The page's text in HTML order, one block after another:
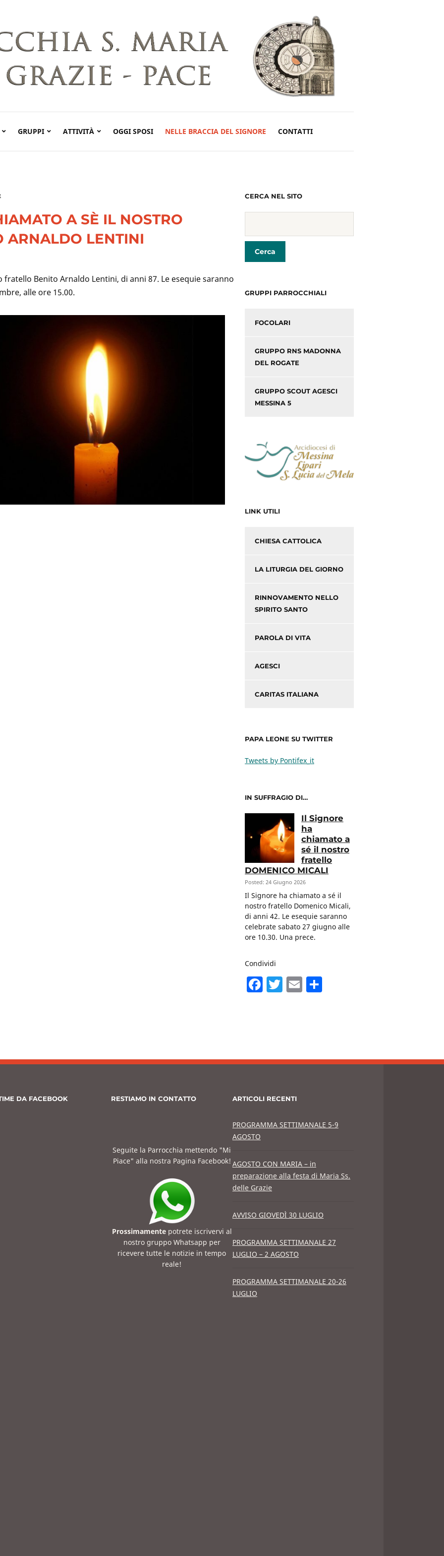
GRUPPI ATTIVITÀ OGGI SPOSI NELLE BRACCIA DEL SIGNORE CONTATTI
A SÈ IL NOSTRO
ARNALDO LENTINI
Benito Arnaldo Lentini, di anni 87. Le esequie saranno
alle ore 15.00.
CERCA NEL SITO
GRUPPI PARROCCHIALI
FOCOLARI
GRUPPO RNS MADONNA
DEL ROGATE
GRUPPO SCOUT AGESCI
MESSINA 5
LINK UTILI
CHIESA CATTOLICA
LA LITURGIA DEL GIORNO
RINNOVAMENTO NELLO
SPIRITO SANTO
PAROLA DI VITA
AGESCI
CARITAS ITALIANA
PAPA LEONE SU TWITTER
Tweets by Pontifex_it
IN SUFFRAGIO DI…
Il Signore
ha
chiamato a
sé il nostro
fratello
DOMENICO MICALI
Posted: 24 Giugno 2026
Il Signore ha chiamato a sé il
nostro fratello Domenico Micali,
di anni 42. Le esequie saranno
celebrate sabato 27 giugno alle
ore 10.30. Una prece.
Condividi
F
o
k
T E
di
DA FACEBOOK RESTIAMO IN CONTATTO
Seguite la Parrocchia mettendo "Mi
Piace" alla nostra Pagina Facebook!
Prossimamentepotrete iscrivervi al
nostro gruppo Whatsapp per
ricevere tutte le notizie in tempo
reale!
ARTICOLI RECENTI
PROGRAMMA SETTIMANALE 5-9
AGOSTO
AGOSTO CON MARIA – in
preparazione alla festa di Maria Ss.
delle Grazie
AVVISO GIOVEDÌ 30 LUGLIO
PROGRAMMA SETTIMANALE 27
LUGLIO – 2 AGOSTO
PROGRAMMA SETTIMANALE 20-26
LUGLIO